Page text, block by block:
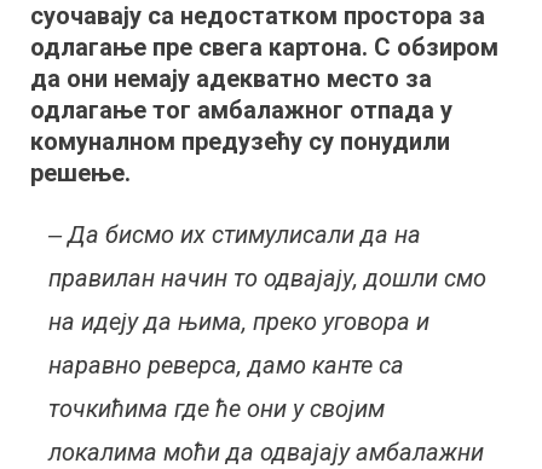
суочавају са недостатком простора за
одлагање пре свега картона. С обзиром
да они немају адекватно место за
одлагање тог амбалажног отпада у
комуналном предузећу су понудили
решење.
‒ Да бисмо их стимулисали да на
правилан начин то одвајају, дошли смо
на идеју да њима, преко уговора и
наравно реверса, дамо канте са
точкићима где ће они у својим
локалима моћи да одвајају амбалажни